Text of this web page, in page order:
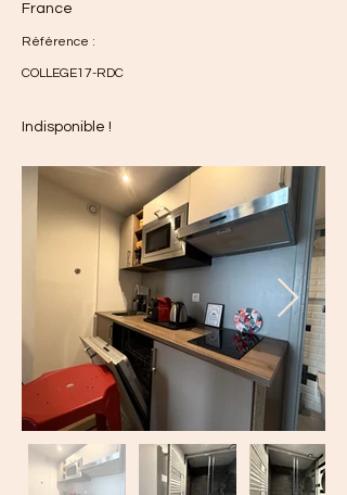
France
Référence :
COLLEGE17-RDC
Indisponible !